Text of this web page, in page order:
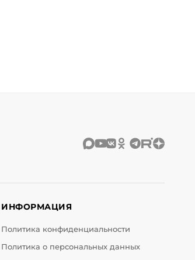
ИНФОРМАЦИЯ
Политика конфиденциальности
Политика о персональных данных